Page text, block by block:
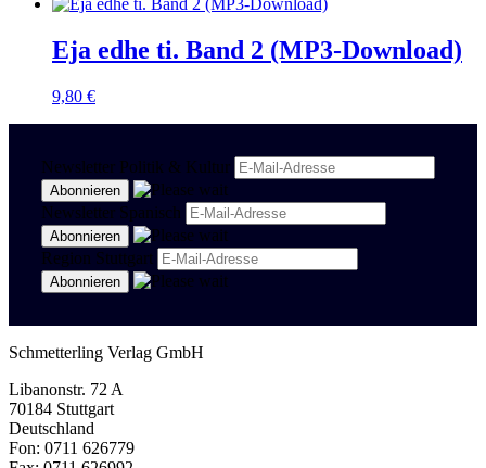
Eja edhe ti. Band 2 (MP3-Download)
9,80 €
Newsletter Politik & Kultur
Newsletter Spanisch
Region Stuttgart
Schmetterling Verlag GmbH
Libanonstr. 72 A
70184 Stuttgart
Deutschland
Fon: 0711 626779